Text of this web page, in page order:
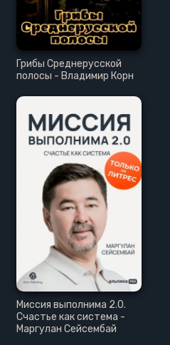
Грибы Среднерусской
полосы - Владимир Корн
Миссия выполнима 2.0.
Счастье как система -
Маргулан Сейсембай